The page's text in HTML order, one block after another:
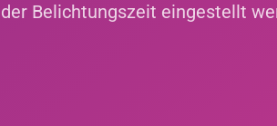
der Belichtungszeit eingestellt